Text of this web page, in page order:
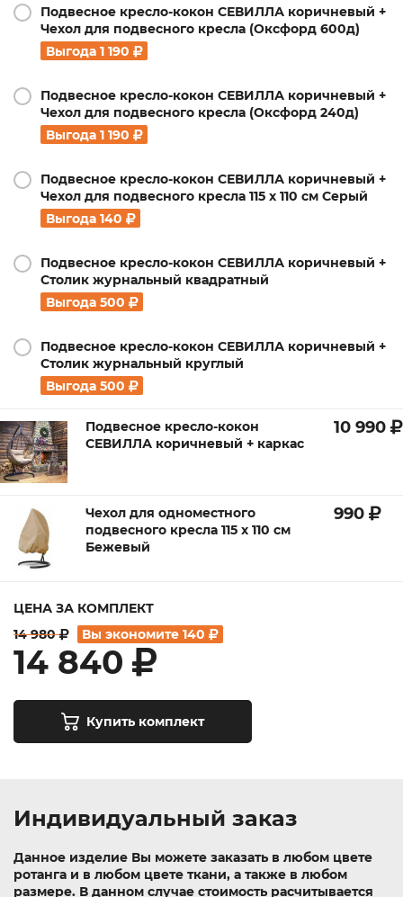
Подвесное кресло-кокон СЕВИЛЛА коричневый +
Чехол для подвесного кресла (Оксфорд 600д)
Выгода 1 190
Подвесное кресло-кокон СЕВИЛЛА коричневый +
Чехол для подвесного кресла (Оксфорд 240д)
Выгода 1 190
Подвесное кресло-кокон СЕВИЛЛА коричневый +
Чехол для подвесного кресла 115 х 110 см Серый
Выгода 140
Подвесное кресло-кокон СЕВИЛЛА коричневый +
Столик журнальный квадратный
Выгода 500
Подвесное кресло-кокон СЕВИЛЛА коричневый +
Столик журнальный круглый
Выгода 500
Подвесное кресло-кокон
СЕВИЛЛА коричневый + каркас
10 990
Чехол для одноместного
подвесного кресла 115 х 110 см
Бежевый
990
ЦЕНА ЗА КОМПЛЕКТ
14 980
Вы экономите 140
14 840
Купить комплект
Индивидуальный заказ
Данное изделие Вы можете заказать в любом цвете
ротанга и в любом цвете ткани, а также в любом
размере. В данном случае стоимость расчитывается